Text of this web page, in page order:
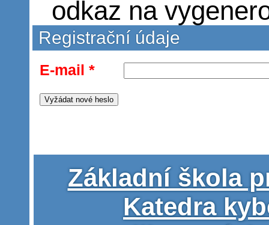
odkaz na
Registrační údaje
E-mail *
Základní škola
Katedra